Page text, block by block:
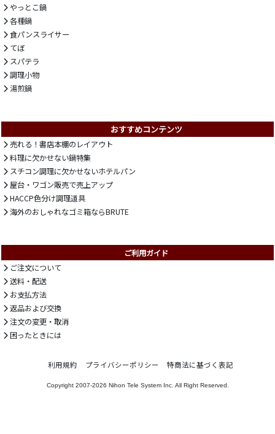
やっとこ鍋
各種鍋
食パンスライサー
てぼ
スパテラ
調理小物
湯煎鍋
おすすめコンテンツ
売れる！書店本棚のレイアウト
料理に欠かせない鍋特集
スチコン調理に欠かせないホテルパン
屋台・ワゴン販売で売上アップ
HACCP色分け調理道具
海外のおしゃれなゴミ箱ならBRUTE
ご利用ガイド
ご注文について
送料・配送
お支払方法
返品および交換
注文の変更・取消
困ったときには
利用規約 プライバシーポリシー 特商法に基づく表記
Copyright 2007-2026 Nihon Tele System Inc. All Right Reserved.